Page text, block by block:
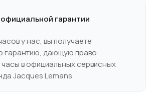
гарантии
у нас, вы получаете
гарантию, дающую право
в официальных сервисных
Jacques Lemans.